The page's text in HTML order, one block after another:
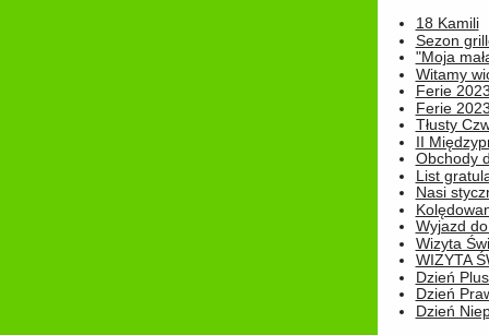
18 Kamili
Sezon
"Moja
Witamy
Ferie
Ferie
Tłusty
II
Obchody
List
Nasi
Wyjazd
Wizyta
WIZYTA
Dzień
Dzień
Dzień